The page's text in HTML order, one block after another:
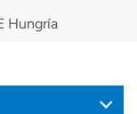
Hungría